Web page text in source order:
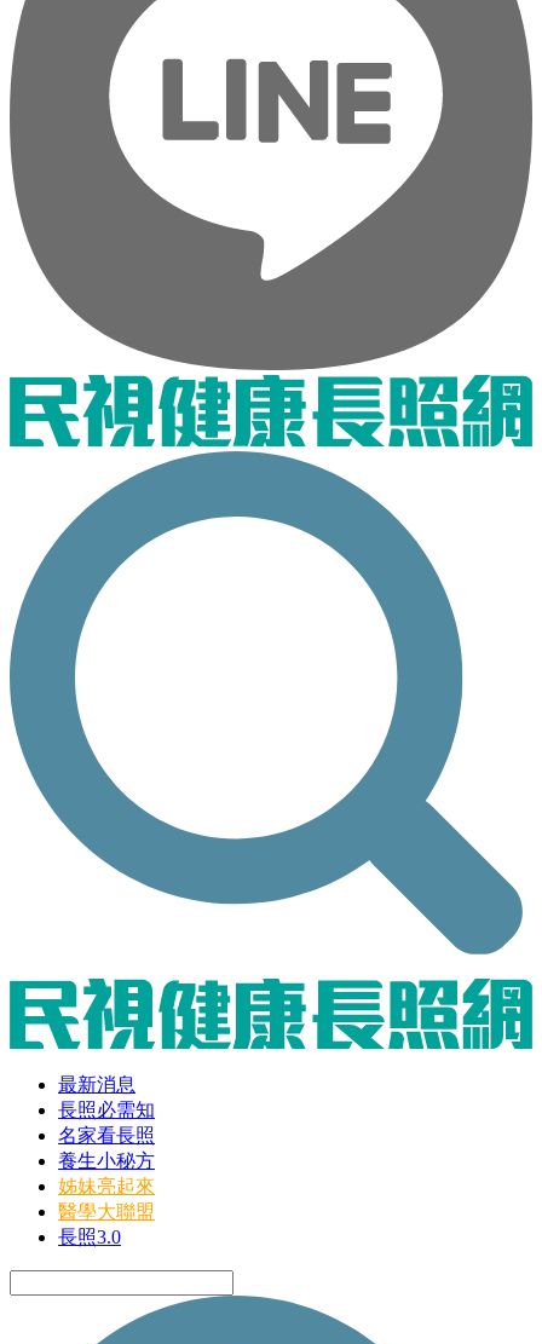
最新消息
長照必需知
名家看長照
養生小秘方
姊妹亮起來
醫學大聯盟
長照3.0